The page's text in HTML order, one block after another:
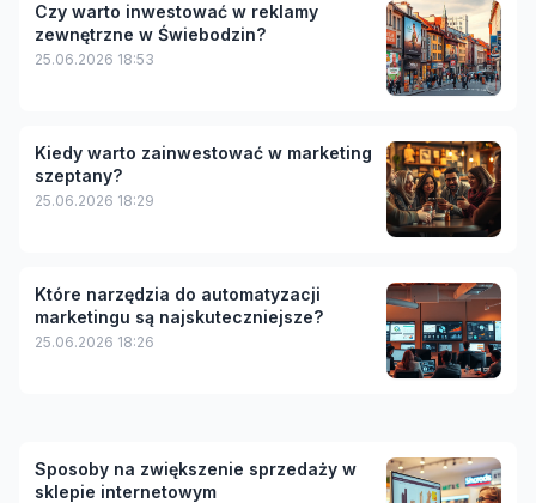
Czy warto inwestować w reklamy
zewnętrzne w Świebodzin?
25.06.2026 18:53
Kiedy warto zainwestować w marketing
szeptany?
25.06.2026 18:29
Które narzędzia do automatyzacji
marketingu są najskuteczniejsze?
25.06.2026 18:26
Sposoby na zwiększenie sprzedaży w
sklepie internetowym